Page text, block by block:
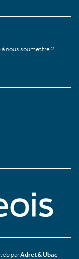
à nous soumettre ?
parAdret & Ubac